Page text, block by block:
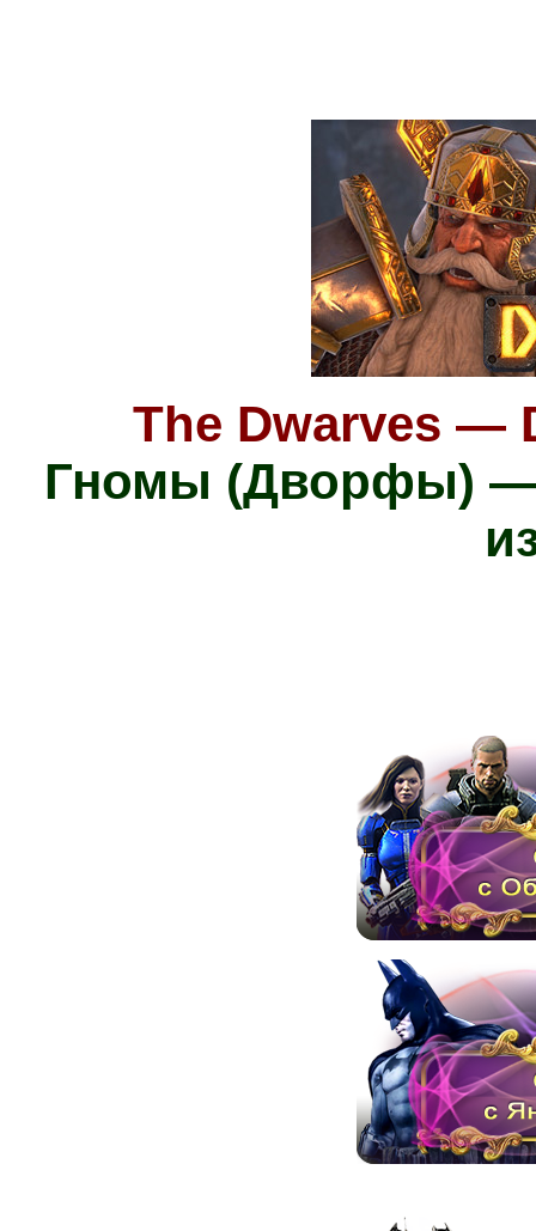
The Dwarves —
Гномы (Дворфы) —